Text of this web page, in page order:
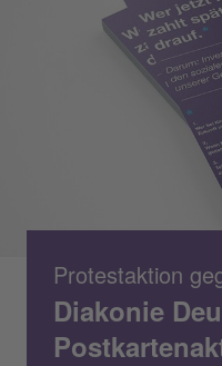
Protestaktion
Diakonie